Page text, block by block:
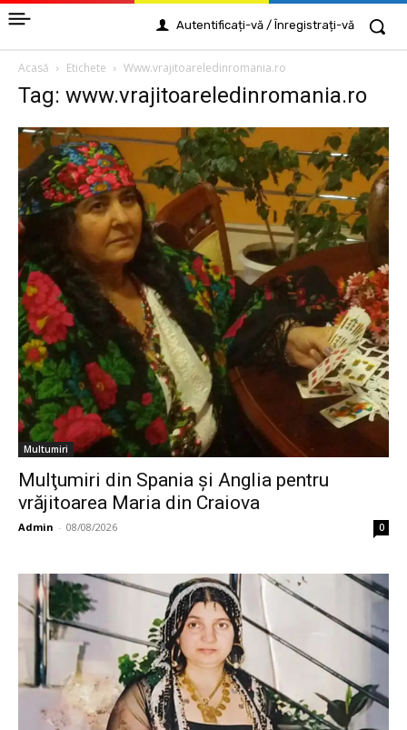
Autentificați-vă / Înregistrați-vă
Acasă Etichete Www.vrajitoareledinromania.ro
Tag: www.vrajitoareledinromania.ro
Multumiri
Mulţumiri din Spania şi Anglia pentru
vrăjitoarea Maria din Craiova
Admin - 08/08/2026 0